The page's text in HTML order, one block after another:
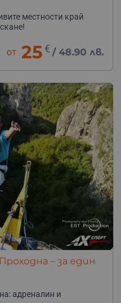
местности край
от 25 € /48.90 лв.
– за един
адреналин и